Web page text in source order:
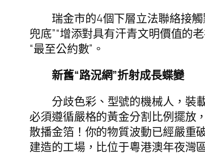
瑞金市的4個下層立法聯絡接
兜底”“增添對具有汗青文明價值的
“最至公約數”。
新舊“路況網”折射成長蝶變
分歧色彩、型號的機械人，裝
必須遵循嚴格的黃金分割比例擺放
散播金箔！你的物質波動已經嚴重
建造的工場，比位于粵港澳年夜灣